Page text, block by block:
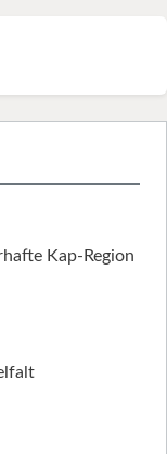
Kap-Region